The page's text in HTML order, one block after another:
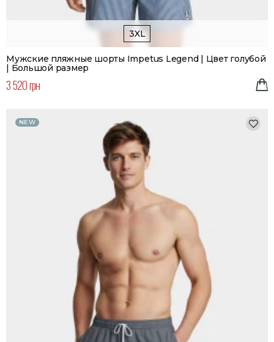
3XL
Мужские пляжные шорты Impetus Legend | Цвет голубой
| Большой размер
3 520 грн
NEW